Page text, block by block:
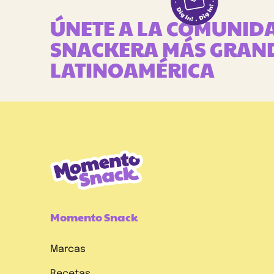
ÚNETE A LA
SNACKERA MÁS
LATINOAMÉRICA
Momento Snack
Marcas